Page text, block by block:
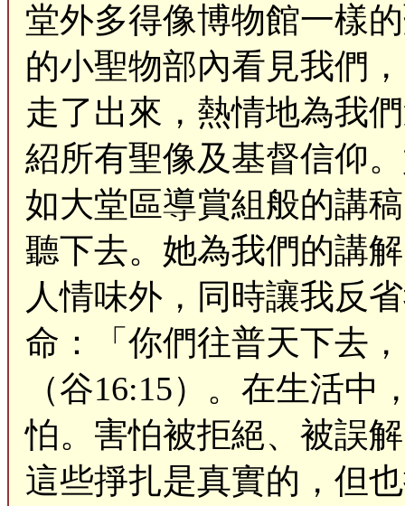
堂外多得像博物館一樣
的小聖物部內看見我們
走了出來，熱情地為我
紹所有聖像及基督信仰
如大堂區導賞組般的講
聽下去。她為我們的講
人情味外，同時讓我反
命：「你們往普天下去
（谷16:15）。在生活
怕。害怕被拒絕、被誤
這些掙扎是真實的，但